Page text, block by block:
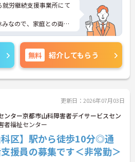
労継続支援事業所にて
なので、家庭との両立
地にあるので、通勤の
ポイントです。
策ポイントなど、さら
でお気軽にご相談くだ
無料 紹介してもらう
更新日：2026年07月03日
ンター京都市山科障害者デイサービスセン
者福祉センター
科区】駅から徒歩10分◎通
援員の募集です＜非常勤＞